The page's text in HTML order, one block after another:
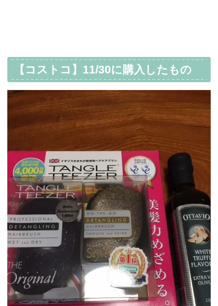
【コストコ】11/30に購入したもの